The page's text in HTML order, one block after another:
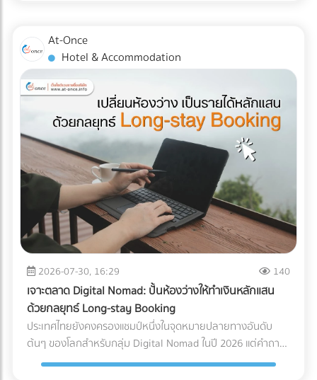
ในช่วงเวลานี้ เพื่อกดกราฟการใช้ไฟ (Peak Demand) ลง ช่วย
ลดค่า Demand Charge ในบิลค่าไฟได้อย่างมหาศาล ปลดล็อก
ข้อจำกัดทางกฎหมายและภาษี: ภาครัฐและ BOI มีการสนับสนุน
สิทธิประโยชน์ทางภาษีที่ชัดเจนขึ้น สำหรับการลงทุนด้านพลังงาน
สะอาดและการจัดการพลังงาน ทำให้ระยะเวลาคืนทุนสั้นลง
ประเมินความคุ้มค่า: สรุปแล้วคุ้มทุนหรือไม่? เพื่อความเข้าใจที่
ชัดเจน ลองดูตารางเปรียบเทียบระหว่างระบบเดิมกับระบบใหม่
ครับ คำตอบคือ: "คุ้มค่าอย่างแน่นอน" หากโรงงานของคุณจัด
อยู่ในกลุ่มที่มูลค่าความเสียหายจากไฟดับ 1 ครั้ง มีมูลค่าสูง (เช่น
โรงงานพลาสติก, เซมิคอนดักเตอร์, อาหารแช่แข็ง, ยาและ
เวชภัณฑ์) การมีระบบ Industrial ESS จะเปรียบเสมือนการซื้อ
"ประกันภัยความเสี่ยงทางธุรกิจ" ที่แถมโบนัสเป็นการช่วยหั่นค่าไฟ
ในทุกๆ เดือน ยกระดับโรงงานสู่ความยั่งยืนแบบไม่มีสะดุด ในปี
2026 การติดตั้ง Solar Cell สำหรับธุรกิจ B2B ไม่ได้จบแค่เรื่อง
การลดค่าไฟ แต่คือการบริหารความเสี่ยง (Risk Management)
และตอบรับกระแสลดคาร์บอน (ESG/Carbon Footprint) เพื่อ
รักษาความสามารถในการแข่งขันบนเวทีโลก การออกแบบระบบ
Solar Hybrid และ Industrial ESS ต้องอาศัยความเชี่ยวชาญ
ทางวิศวกรรมขั้นสูง ทั้งการคำนวณโหลดไฟฟ้า การเลือกขนาด
แบตเตอรี่ และการขออนุญาตขนานไฟอย่างถูกต้อง หากคุณเป็น
Marketing Agency และผู้เชี่ยวชาญด้านการพัฒนา Web-AR
และ 3D Model ที่พร้อมเปลี่ยนโบรชัวร์ของคุณให้กลายเป็น
พนักงานขายมือทอง ค้นหาพาร์ทเนอร์ที่ใช่ได้เลยวันนี้! ที่นี่!
มิลลิเมตรเดียวส่งผลโดยตรงต่อการวินิจฉัยโรคและชีวิตของผู้
ป่วย หากเกิดความเสียหายระหว่างขนส่ง นอกจากประกันสินค้า
อาจขาดแล้ว ความน่าเชื่อถือขององค์กรก็จะลดลงทันที บทความ
นี้จะพาคุณไปเจาะลึกความเสี่ยง และมาตรฐาน Logistics ที่ธุรกิจ
เครื่องมือแพทย์ต้องรู้ในปี 2026 ครับ 3 ความเสี่ยงแฝงที่เครื่อง
มือแพทย์ต้องเผชิญระหว่างขนส่ง การใช้รถบรรทุกธรรมดาเพื่อ
ขนส่งอุปกรณ์ที่เปราะบาง ถือเป็นการรับความเสี่ยงที่ได้ไม่คุ้มเสีย
นี่คือ 3 ปัญหาหลักที่มักทำให้อุปกรณ์พังจากภายใน: แรงสั่น
สะเทือน (Vibration & Micro-shocks): เลนส์ เลเซอร์ และ
เซนเซอร์ภายในอุปกรณ์มีความเปราะบางสูงมาก แรงสั่นสะเทือน
จากพื้นถนนที่ไม่ราบเรียบสม่ำเสมอ สามารถทำให้แผงวงจรหลวม
หรือระบบเซนเซอร์รวนได้โดยที่ภายนอกยังดูปกติสมบูรณ์ การ
เปลี่ยนแปลงอุณหภูมิและความชื้น (Temperature & Humidity
Excursions): อุปกรณ์อิเล็กทรอนิกส์ทางการแพทย์หลายชนิดมี
ข้อกำหนดเรื่องอุณหภูมิที่ชัดเจน การอยู่ในตู้ขนส่งที่ร้อนอบอ้า
วนานๆ หรือเจอความชื้นสูง อาจทำให้เกิดสนิม คราบตะกรัน หรือ
ไฟฟ้าลัดวงจรเมื่อเปิดใช้งาน การเอียงและการกระแทก (Tilt &
Drop): เครื่องมือขนาดใหญ่บางชนิดถูกระบุไว้ในคู่มือวิศวกรรม
เลยว่า "ห้ามเอียงเกินกี่องศา" การใช้พนักงานยกของ (Porter)
ทั่วไปที่ไม่มีความเชี่ยวชาญ อาจทำให้สารทำความเย็นรั่วไหล หรือ
At-Once
Hotel & Accommodation
2026-07-30, 16:29 140
เจาะตลาด Digital Nomad: ปั้นห้องว่างให้ทำเงินหลักแสน
ด้วยกลยุทธ์ Long-stay Booking
ประเทศไทยยังคงครองแชมป์หนึ่งในจุดหมายปลายทางอันดับ
ต้นๆ ของโลกสำหรับกลุ่ม Digital Nomad ในปี 2026 แต่คำถาม
ที่น่าสนใจคือ... ทำไมรายได้มหาศาลจากคนกลุ่มนี้ ถึงไปตกอยู่กับ